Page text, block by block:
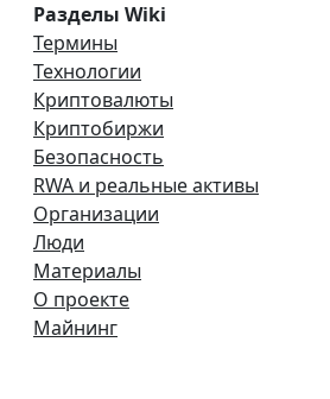
Разделы Wiki
Термины
Технологии
Криптовалюты
Криптобиржи
Безопасность
RWA и реальные активы
Организации
Люди
Материалы
О проекте
Майнинг